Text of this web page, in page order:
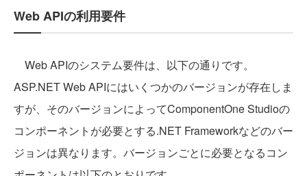
Web APIの利用要件
Web APIのシステム要件は、以下の通りです。
ASP.NET Web APIにはいくつかのバージョンが存在しま
すが、そのバージョンによってComponentOne Studioの
コンポーネントが必要とする.NET Frameworkなどのバー
ジョンは異なります。バージョンごとに必要となるコン